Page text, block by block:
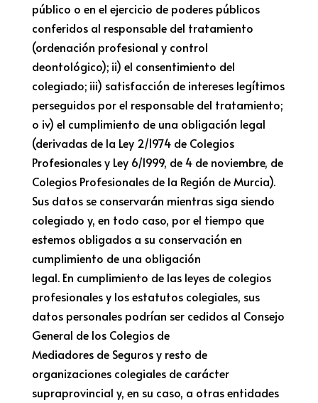
público o en el ejercicio de poderes públicos
conferidos al responsable del tratamiento
(ordenación profesional y control
deontológico); ii) el consentimiento del
colegiado; iii) satisfacción de intereses legítimos
perseguidos por el responsable del tratamiento;
o iv) el cumplimiento de una obligación legal
(derivadas de la Ley 2/1974 de Colegios
Profesionales y Ley 6/1999, de 4 de noviembre, de
Colegios Profesionales de la Región de Murcia).
Sus datos se conservarán mientras siga siendo
colegiado y, en todo caso, por el tiempo que
estemos obligados a su conservación en
cumplimiento de una obligación
legal. En cumplimiento de las leyes de colegios
profesionales y los estatutos colegiales, sus
datos personales podrían ser cedidos al Consejo
General de los Colegios de
Mediadores de Seguros y resto de
organizaciones colegiales de carácter
supraprovincial y, en su caso, a otras entidades